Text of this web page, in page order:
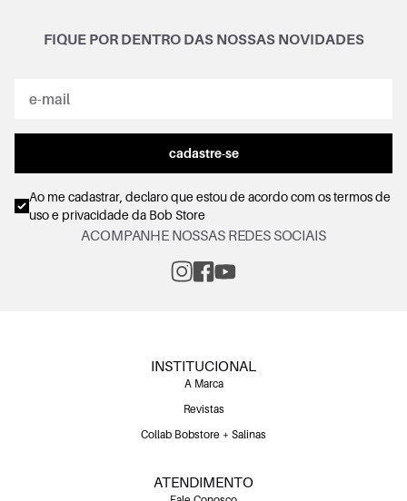
FIQUE POR DENTRO DAS NOSSAS NOVIDADES
cadastre-se
Ao me cadastrar, declaro que estou de acordo com ostermos de
uso e privacidadeda Bob Store
ACOMPANHE NOSSAS REDES SOCIAIS
INSTITUCIONAL
A Marca
Revistas
Collab Bobstore + Salinas
ATENDIMENTO